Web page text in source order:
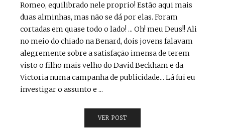
Romeo, equilibrado nele proprio! Estão aqui mais
duas alminhas, mas não se dá por elas. Foram
cortadas em quase todo o lado! ... Oh! meu Deus!! Ali
no meio do chiado na Benard, dois jovens falavam
alegremente sobre a satisfação imensa de terem
visto o filho mais velho do David Beckham e da
Victoria numa campanha de publicidade... Lá fui eu
investigar o assunto e ...
VER POST